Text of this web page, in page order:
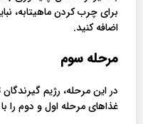
برای چرب کردن ماهیتابه،
اضافه کنید.
مرحله سوم
در این مرحله، رژیم
غذاهای مرحله اول و دوم را